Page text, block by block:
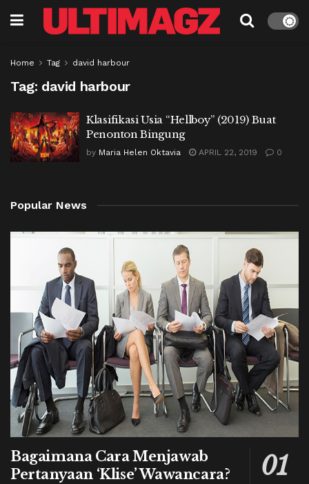
Home Tag david harbour
Tag: david harbour
Klasifikasi Usia “Hellboy” (2019) Buat
Penonton Bingung
by Maria Helen Oktavia APRIL 22, 2019 0
Popular News
Bagaimana Cara Menjawab
Pertanyaan ‘Klise’ Wawancara?